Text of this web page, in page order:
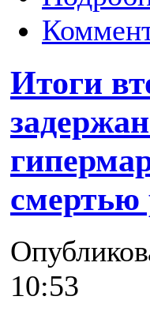
Итоги
смертью
10:53